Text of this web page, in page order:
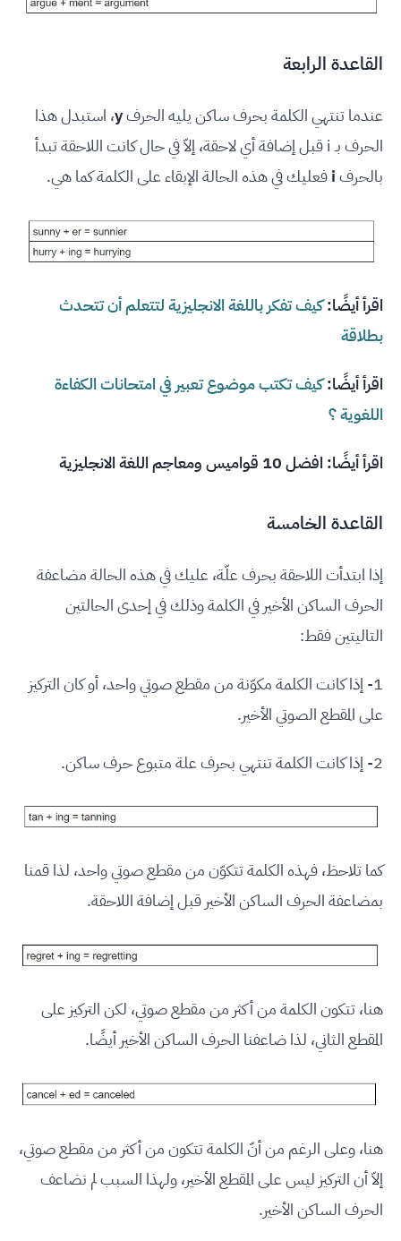
القاعدة الرابعة
عندما تنتهي الكلمة بحرف ساكن يليه الحرفy، استبدل هذا
الحرف بـ i قبل إضافة أي لاحقة، إلاّ في حال كانت اللاحقة تبدأ
بالحرفiفعليك في هذه الحالة الإبقاء على الكلمة كما هي.
اقرأ أيضًا:كيف تفكر باللغة الانجليزية لتتعلم أن تتحدث
بطلاقة
اقرأ أيضًا:كيف تكتب موضوع تعبير في امتحانات الكفاءة
اللغوية ؟
اقرأ أيضًا: افضل 10 قواميس ومعاجم اللغة الانجليزية
القاعدة الخامسة
إذا ابتدأت اللاحقة بحرف علّة، عليك في هذه الحالة مضاعفة
الحرف الساكن الأخير في الكلمة وذلك في إحدى الحالتين
التاليتين فقط:
1- إذا كانت الكلمة مكوّنة من مقطع صوتي واحد، أو كان التركيز
على المقطع الصوتي الأخير.
2- إذا كانت الكلمة تنتهي بحرف علة متبوع حرف ساكن.
كما تلاحظ، فهذه الكلمة تتكوّن من مقطع صوتي واحد، لذا قمنا
بمضاعفة الحرف الساكن الأخير قبل إضافة اللاحقة.
هنا، تتكون الكلمة من أكثر من مقطع صوتي، لكن التركيز على
المقطع الثاني، لذا ضاعفنا الحرف الساكن الأخير أيضًا.
هنا، وعلى الرغم من أنّ الكلمة تتكون من أكثر من مقطع صوتي،
إلاّ أن التركيز ليس على المقطع الأخير، ولهذا السبب لم نضاعف
الحرف الساكن الأخير.